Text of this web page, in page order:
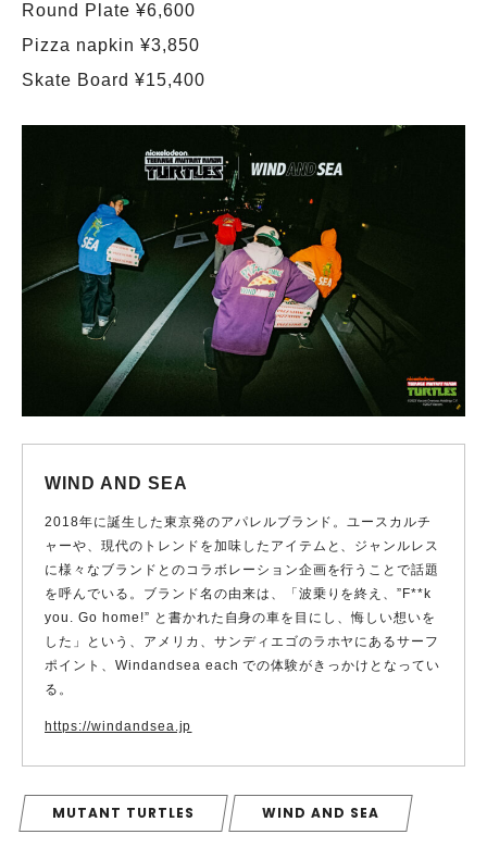
Round Plate ¥6,600
Pizza napkin ¥3,850
Skate Board ¥15,400
WIND AND SEA
2018年に誕⽣した東京発のアパレルブランド。ユースカルチ
ャーや、現代のトレンドを加味したアイテムと、ジャンルレス
に様々なブランドとのコラボレーション企画を⾏うことで話題
を呼んでいる。ブランド名の由来は、「波乗りを終え、”F**k
you. Go home!” と書かれた⾃⾝の⾞を⽬にし、悔しい想いを
した」という、アメリカ、サンディエゴのラホヤにあるサーフ
ポイント、Windandsea each での体験がきっかけとなってい
る。
https://windandsea.jp
MUTANT TURTLES WIND AND SEA